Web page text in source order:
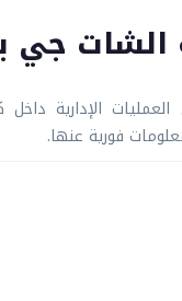
الشات
الإدارية داخل
فورية عنها.